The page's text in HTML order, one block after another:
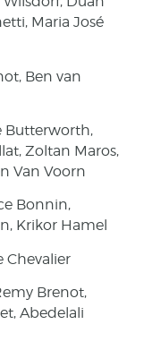
Maria José
Ben van
Butterworth,
Zoltan Maros,
Van Voorn
Bonnin,
Krikor Hamel
Chevalier
Brenot,
Abedelali